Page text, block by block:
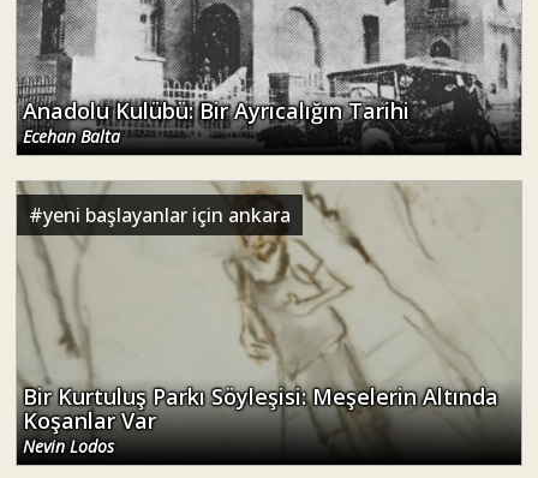
Anadolu Kulübü: Bir Ayrıcalığın Tarihi
Ecehan Balta
#yeni başlayanlar için ankara
Bir Kurtuluş Parkı Söyleşisi: Meşelerin Altında
Koşanlar Var
Nevin Lodos